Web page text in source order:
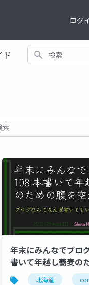
ログ
ド 検索
年末にみんなでブロ
書いて年越し蕎麦の
かそう北海道